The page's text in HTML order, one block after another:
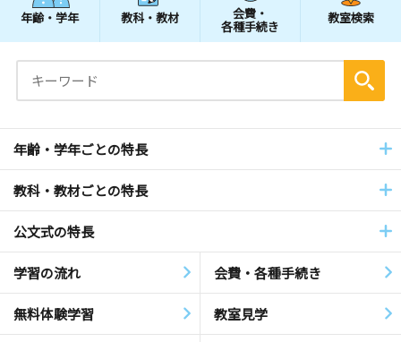
年齢・学年 教科・教材 会費・
各種手続き
教室検索
年齢・学年ごとの特長
教科・教材ごとの特長
公文式の特長
学習の流れ 会費・各種手続き
無料体験学習 教室見学